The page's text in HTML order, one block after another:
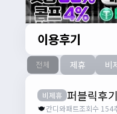
이용후기
전체 제휴 비
비제휴 퍼블릭후기
간디와패트조회수 154